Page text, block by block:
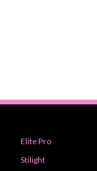
Elite Pro
Stilight